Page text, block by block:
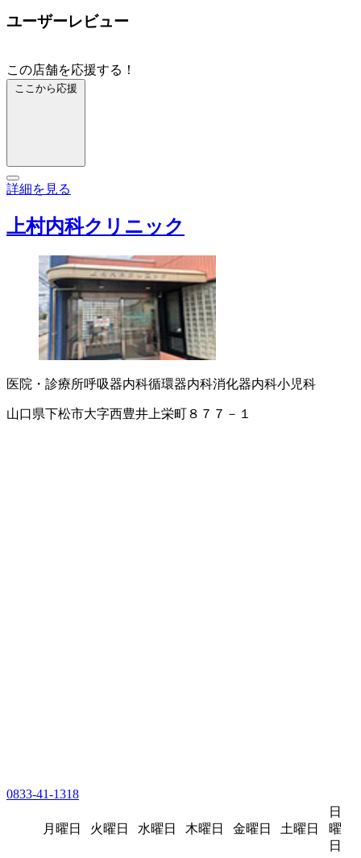
ユーザーレビュー
この店舗を応援する！
ここから応援
詳細を見る
上村内科クリニック
医院・診療所呼吸器内科循環器内科消化器内科小児科
山口県下松市大字西豊井上栄町８７７－１
0833-41-1318
月曜日 火曜日 水曜日 木曜日 金曜日 土曜日
日
曜
日